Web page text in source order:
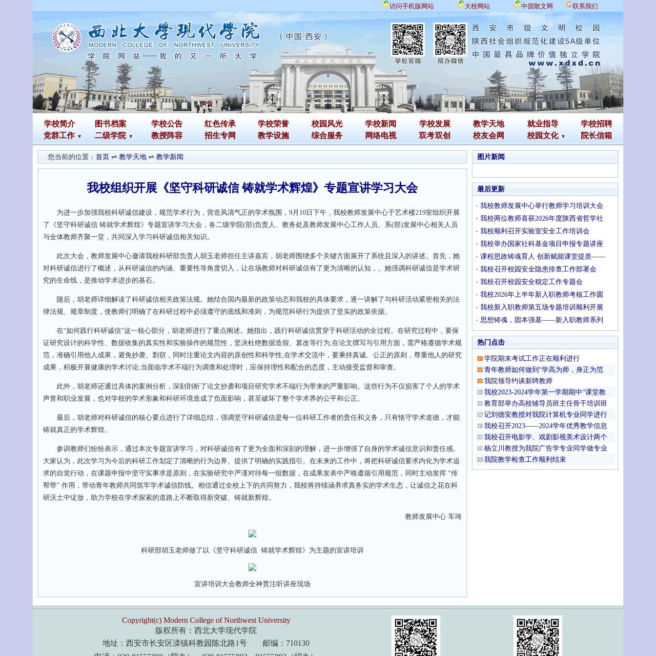
访问手机版网站 大校网站 中国散文网 联系我们
学校简介 图书档案 学校公告 红色传承 学校荣誉 校园风光 学校新闻 学校发展 教学天地 就业指导
学校招聘
党群工作
二级学院 教授阵容 招生专网 教学设施 综合服务 网络电视 双考双创 校友会网 校园文化 院长信箱
您当前的位置： 首页 ⇌ 教学天地 ⇌ 教学新闻
我校组织开展《坚守科研诚信 铸就学术辉煌》专题宣讲学习大会
为进一步加强我校科研诚信建设，规范学术行为，营造风清气正的学术氛围，9月10日下午，我校教师发展中心于艺术楼219室组织开展
了《坚守科研诚信 铸就学术辉煌》专题宣讲学习大会，各二级学院(部)负责人、教务处及教师发展中心工作人员、系(部)发展中心相关人员
与全体教师齐聚一堂，共同深入学习科研诚信相关知识。
此次大会，教师发展中心邀请我校科研部负责人胡玉老师担任主讲嘉宾，胡老师围绕多个关键方面展开了系统且深入的讲述。首先，她
对科研诚信进行了概述，从科研诚信的内涵、重要性等角度切入，让在场教师对科研诚信有了更为清晰的认知，。她强调科研诚信是学术研
究的生命线，是推动学术进步的基石。​
随后，胡老师详细解读了科研诚信相关政策法规。她结合国内最新的政策动态和我校的具体要求，逐一讲解了与科研活动紧密相关的法
律法规、规章制度，使教师们明确了在科研过程中必须遵守的底线和准则，为规范科研行为提供了坚实的政策依据。
在“如何践行科研诚信”这一核心部分，胡老师进行了重点阐述。她指出，践行科研诚信贯穿于科研活动的全过程。在研究过程中，要保
证研究设计的科学性、数据收集的真实性和实验操作的规范性，坚决杜绝数据造假、篡改等行为;在论文撰写与引用方面，需严格遵循学术规
范，准确引用他人成果，避免抄袭、剽窃，同时注重论文内容的原创性和科学性;在学术交流中，要秉持真诚、公正的原则，尊重他人的研究
成果，积极开展健康的学术讨论;当面临学术不端行为调查和处理时，应保持理性和配合的态度，主动接受监督和审查。
此外，胡老师还通过具体的案例分析，深刻剖析了论文抄袭和项目研究学术不端行为带来的严重影响。这些行为不仅损害了个人的学术
声誉和职业发展，也对学校的学术形象和科研环境造成了负面影响，甚至破坏了整个学术界的公平和公正。
最后，胡老师对科研诚信的核心要点进行了详细总结，强调坚守科研诚信是每一位科研工作者的责任和义务，只有恪守学术道德，才能
铸就真正的学术辉煌。
参训教师们纷纷表示，通过本次专题宣讲学习，对科研诚信有了更为全面和深刻的理解，进一步增强了自身的学术诚信意识和责任感。
大家认为，此次学习为今后的科研工作划定了清晰的行为边界、提供了明确的实践指引。在未来的工作中，将把科研诚信要求内化为学术追
求的自觉行动，在课题申报中坚守实事求是原则，在实验研究中严谨对待每一组数据，在成果发表中严格遵循引用规范，同时主动发挥 “传
帮带” 作用，带动青年教师共同筑牢学术诚信防线。相信通过全校上下的共同努力，我校将持续涵养求真务实的学术生态，让诚信之花在科
研沃土中绽放，助力学校在学术探索的道路上不断取得新突破、铸就新辉煌。
教师发展中心 车琦
科研部胡玉老师做了以《坚守科研诚信 铸就学术辉煌》为主题的宣讲培训
宣讲培训大会教师全神贯注听讲座现场
图片新闻
最后更新
我校教师发展中心举行教师学习培训大会
我校两位教师喜获2026年度陕西省哲学社
我校顺利召开实验室安全工作培训会
我校举办国家社科基金项目申报专题讲座
课程思政铸魂育人 创新赋能课堂提质——
我校召开校园安全隐患排查工作部署会
我校召开校园安全稳定工作专题会
我校2026年上半年新入职教师考核工作圆
我校新入职教师第五场专题培训顺利开展
思想铸魂，固本强基——新入职教师系列
热门点击
学院期末考试工作正在顺利进行
青年教师如何做到“学高为师，身正为范
我院领导约谈新聘教师
我校2023-2024学年第一学期期中“课堂教
教育部举办高校辅导员班主任骨干培训班
记刘德安教授对我院计算机专业同学进行
我校召开2023——2024学年优秀教学信息
我校召开电影学、戏剧影视美术设计两个
杨立川教授为我院广告学专业同学做专业
我院教学检查工作顺利结束
Copyright(c) Modern College of Northwest University
版权所有：西北大学现代学院
地址：西安市长安区滦镇科教园陈北路1号 邮编：710130